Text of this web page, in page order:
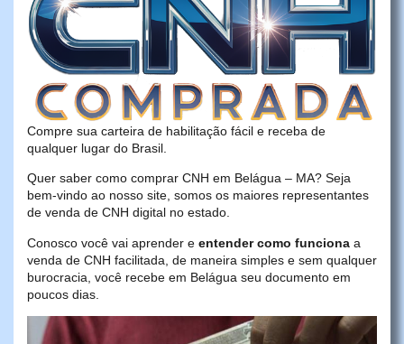
Compre sua carteira de habilitação fácil e receba de
qualquer lugar do Brasil.
Quer saber como comprar CNH em Belágua – MA? Seja
bem-vindo ao nosso site, somos os maiores representantes
de venda de CNH digital no estado.
Conosco você vai aprender e entender como funciona a
venda de CNH facilitada, de maneira simples e sem qualquer
burocracia, você recebe em Belágua seu documento em
poucos dias.